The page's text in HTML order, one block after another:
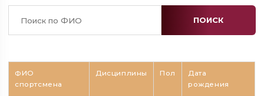
ПОИСК
ФИО
спортсмена
Дисциплины Пол
Дата
рождения